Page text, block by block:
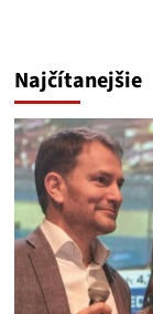
Najčítanejšie